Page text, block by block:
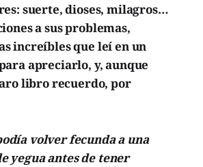
suerte, dioses, milagros…
a sus problemas,
increíbles que leí en un
apreciarlo, y, aunque
libro recuerdo, por
volver fecunda a una
yegua antes de tener